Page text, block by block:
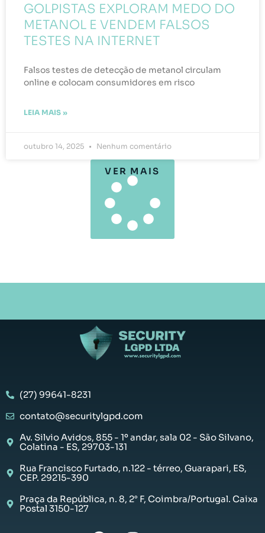
GOLPISTAS EXPLORAM MEDO DO
METANOL E VENDEM FALSOS
TESTES NA INTERNET
Falsos testes de detecção de metanol circulam
online e colocam consumidores em risco
LEIA MAIS »
outubro 14, 2025 Nenhum comentário
VER MAIS
(27) 99641-8231
contato@securitylgpd.com
Av. Silvio Avidos, 855 - 1º andar, sala 02 - São Silvano,
Colatina - ES, 29703-131
Rua Francisco Furtado, n.122 - térreo, Guarapari, ES,
CEP. 29215-390
Praça da República, n. 8, 2° F, Coimbra/Portugal. Caixa
Postal 3150-127